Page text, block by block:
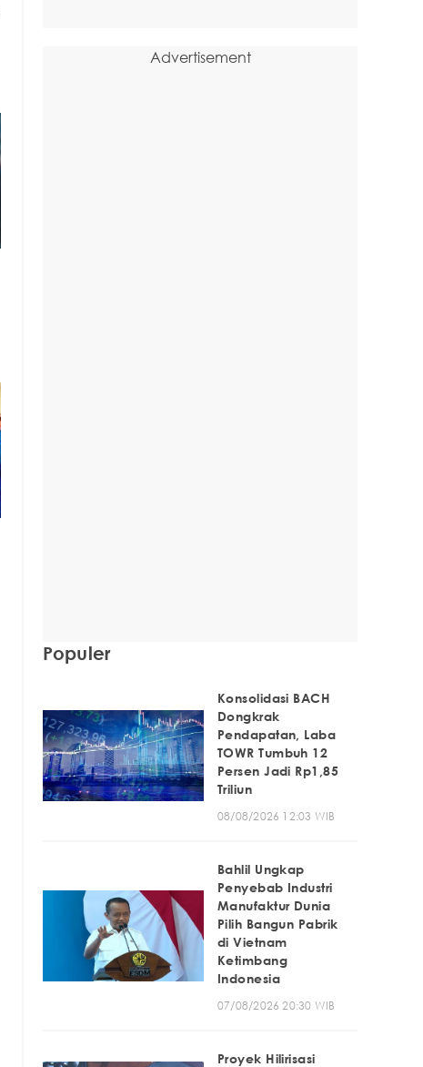
Advertisement
Populer
Konsolidasi BACH
Dongkrak
Pendapatan, Laba
TOWR Tumbuh 12
Persen Jadi Rp1,85
Triliun
08/08/2026 12:03 WIB
Bahlil Ungkap
Penyebab Industri
Manufaktur Dunia
Pilih Bangun Pabrik
di Vietnam
Ketimbang
Indonesia
07/08/2026 20:30 WIB
Proyek Hilirisasi